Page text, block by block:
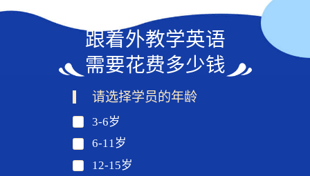
跟着外教学英语
需要花费多少钱
请选择学员的年龄
3-6岁
6-11岁
12-15岁